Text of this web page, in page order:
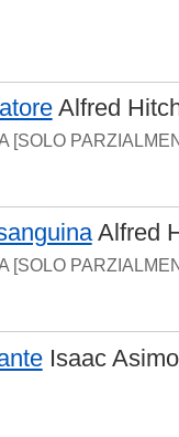
Alfred
[SOLO
Alfred
[SOLO
Isaac